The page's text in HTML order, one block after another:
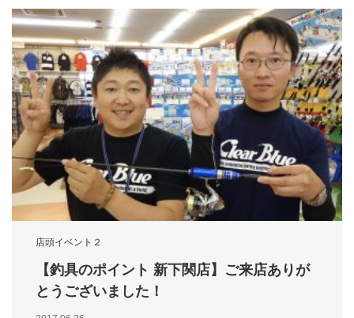
店頭イベント２
【釣具のポイント 新下関店】ご来店ありが
とうございました！